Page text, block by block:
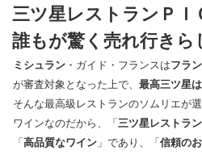
三ツ星レストランＰＩ
誰もが驚く売れ行きら
ミシュラン ・ガイド・フランスはフラ
が審査対象となった上で、 最高三ツ星
そんな最高級レストランのソムリエが
ワインなのだから、「 三ツ星レストラ
「 高品質なワイン 」であり、「 信頼の